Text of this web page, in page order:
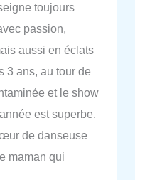
toujours
passion,
aussi en éclats
ans, au tour de
et le show
est superbe.
de danseuse
maman qui